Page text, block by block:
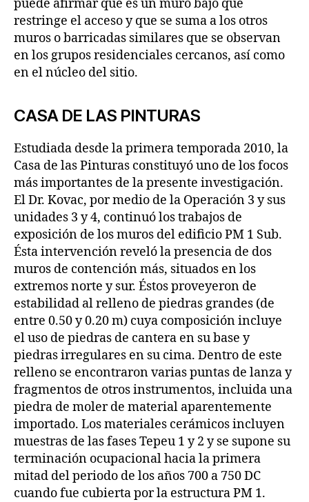
puede afirmar que es un muro bajo que
restringe el acceso y que se suma a los otros
muros o barricadas similares que se observan
en los grupos residenciales cercanos, así como
en el núcleo del sitio.
CASA DE LAS PINTURAS
Estudiada desde la primera temporada 2010, la
Casa de las Pinturas constituyó uno de los focos
más importantes de la presente investigación.
El Dr. Kovac, por medio de la Operación 3 y sus
unidades 3 y 4, continuó los trabajos de
exposición de los muros del edificio PM 1 Sub.
Ésta intervención reveló la presencia de dos
muros de contención más, situados en los
extremos norte y sur. Éstos proveyeron de
estabilidad al relleno de piedras grandes (de
entre 0.50 y 0.20 m) cuya composición incluye
el uso de piedras de cantera en su base y
piedras irregulares en su cima. Dentro de este
relleno se encontraron varias puntas de lanza y
fragmentos de otros instrumentos, incluida una
piedra de moler de material aparentemente
importado. Los materiales cerámicos incluyen
muestras de las fases Tepeu 1 y 2 y se supone su
terminación ocupacional hacia la primera
mitad del periodo de los años 700 a 750 DC
cuando fue cubierta por la estructura PM 1.